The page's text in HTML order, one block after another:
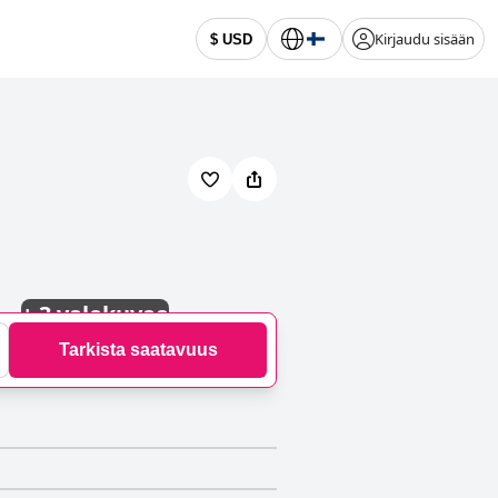
$ USD Kirjaudu sisään
+3 valokuvaa
Tarkista saatavuus